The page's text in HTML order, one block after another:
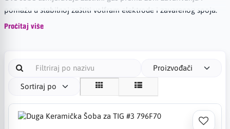
pomažu u stabilnoj zaštiti volfram elektrode i zavarenog spoja.
Koriste se kod preciznijih TIG radova, servisnih intervencija, rada u
Serija šoba: 796F
Tip: duge keramičke TIG šobe
Kompatibilno sa: WP9 / WP20 TIG gorionici
Dužina šobe: 48 mm kod osnovnih 796F modela
Ulazni otvor: 8,5 mm
Pročitaj više
Proizvođači
Sortiraj po